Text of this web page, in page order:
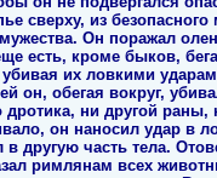
сверху, из
Он поражал
есть, кроме быков,
их ловкими
он, обегая вокруг,
дротика, ни другой
он наносил удар в
в другую часть тела.
римлянам всех